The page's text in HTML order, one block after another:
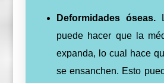
Deformidades óseas.
puede hacer que la
expanda, lo cual hace
se ensanchen. Esto